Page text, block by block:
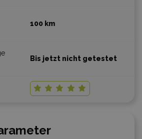
100 km
Bis jetzt nicht getestet